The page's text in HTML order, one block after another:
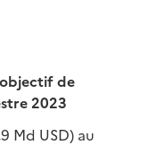
objectif de
2023
Md USD) au